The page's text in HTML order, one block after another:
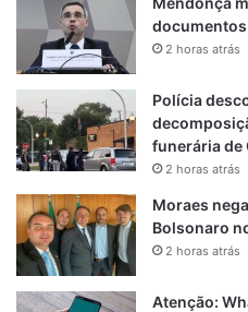
2 horas atrás
Polícia
funerária de
2 horas atrás
Moraes
Bolsonaro
2 horas atrás
Atenção: